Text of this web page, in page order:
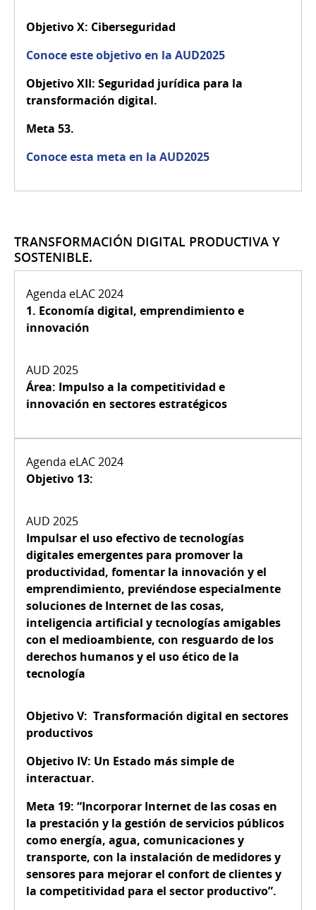
Objetivo X: Ciberseguridad
Conoce este objetivo en la AUD2025
Objetivo XII: Seguridad jurídica para la
transformación digital.
Meta 53.
Conoce esta meta en la AUD2025
TRANSFORMACIÓN DIGITAL PRODUCTIVA Y
SOSTENIBLE.
1. Economía digital, emprendimiento e
innovación
Área: Impulso a la competitividad e
innovación en sectores estratégicos
Objetivo 13:
Impulsar el uso efectivo de tecnologías
digitales emergentes para promover la
productividad, fomentar la innovación y el
emprendimiento, previéndose especialmente
soluciones de Internet de las cosas,
inteligencia artificial y tecnologías amigables
con el medioambiente, con resguardo de los
derechos humanos y el uso ético de la
tecnología
Objetivo V: Transformación digital en sectores
productivos
Objetivo IV: Un Estado más simple de
interactuar.
Meta 19: “Incorporar Internet de las cosas en
la prestación y la gestión de servicios públicos
como energía, agua, comunicaciones y
transporte, con la instalación de medidores y
sensores para mejorar el confort de clientes y
la competitividad para el sector productivo”.